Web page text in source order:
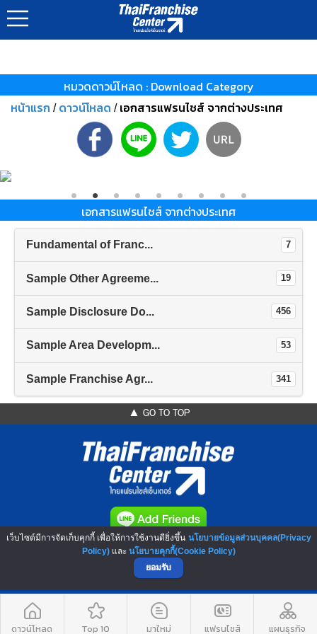
หมวดดาวน์โหลด : Download Category
หน้าแรก / ดาวน์โหลด / เอกสารแฟรนไชส์ จากต่างประเทศ
เอกสารแฟรนไชส์ จากต่างประเทศ
Fundamental of Franc... 7
Sample Other Agreeme... 19
Sample Disclosure Do... 456
Sample Area Developm... 53
Sample Franchise Agr... 341
▲ GO TO TOP
NO.1 Franchise Solution
เว็บไซต์มีการจัดเก็บคุกกี้ เพื่อให้การใช้งานดียิ่งขึ้น นโยบายข้อมูลส่วนบุคคล(Privacy
Policy)และ นโยบายคุกกี้(Cookie Policy)
ยอมรับ
ดาวน์โหลด Top 10 มาใหม่ แฟรนไชส์ แผนธุรกิจ